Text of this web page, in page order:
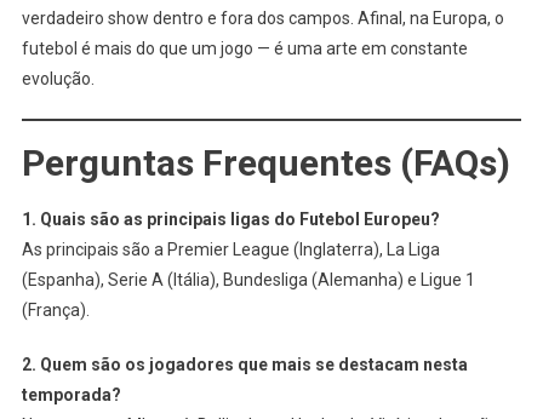
verdadeiro show dentro e fora dos campos. Afinal, na Europa, o
futebol é mais do que um jogo — é uma arte em constante
evolução.
Perguntas Frequentes (FAQs)
1. Quais são as principais ligas do Futebol Europeu?
As principais são a Premier League (Inglaterra), La Liga
(Espanha), Serie A (Itália), Bundesliga (Alemanha) e Ligue 1
(França).
2. Quem são os jogadores que mais se destacam nesta
temporada?